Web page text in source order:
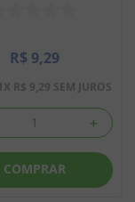
R$ 9,29
X R$ 9,29 SEM JUROS
＋
COMPRAR